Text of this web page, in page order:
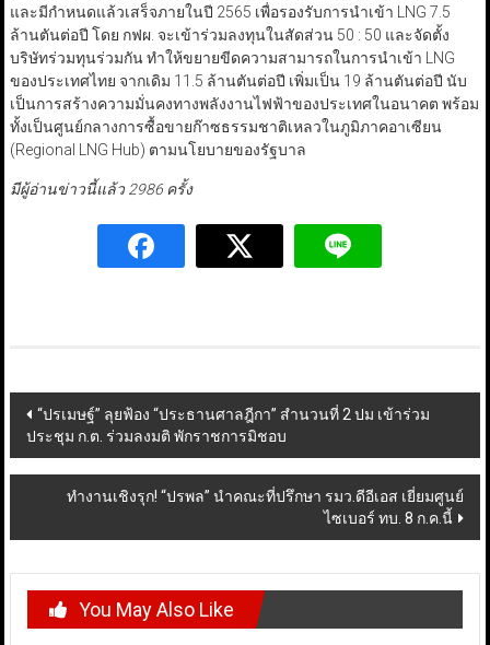
และมีกำหนดแล้วเสร็จภายในปี 2565 เพื่อรองรับการนำเข้า LNG 7.5
ล้านตันต่อปี โดย กฟผ. จะเข้าร่วมลงทุนในสัดส่วน 50 : 50 และจัดตั้ง
บริษัทร่วมทุนร่วมกัน ทำให้ขยายขีดความสามารถในการนำเข้า LNG
ของประเทศไทย จากเดิม 11.5 ล้านตันต่อปี เพิ่มเป็น 19 ล้านตันต่อปี นับ
เป็นการสร้างความมั่นคงทางพลังงานไฟฟ้าของประเทศในอนาคต พร้อม
ทั้งเป็นศูนย์กลางการซื้อขายก๊าซธรรมชาติเหลวในภูมิภาคอาเซียน
(Regional LNG Hub) ตามนโยบายของรัฐบาล
มีผู้อ่านข่าวนี้แล้ว 2986 ครั้ง
Post
navigation
“ปรเมษฐ์” ลุยฟ้อง “ประธานศาลฎีกา” สำนวนที่ 2 ปม เข้าร่วม
ประชุม ก.ต. ร่วมลงมติ พักราชการมิชอบ
ทำงานเชิงรุก! “ปรพล” นำคณะที่ปรึกษา รมว.ดีอีเอส เยี่ยมศูนย์
ไซเบอร์ ทบ. 8 ก.ค.นี้
You May Also Like